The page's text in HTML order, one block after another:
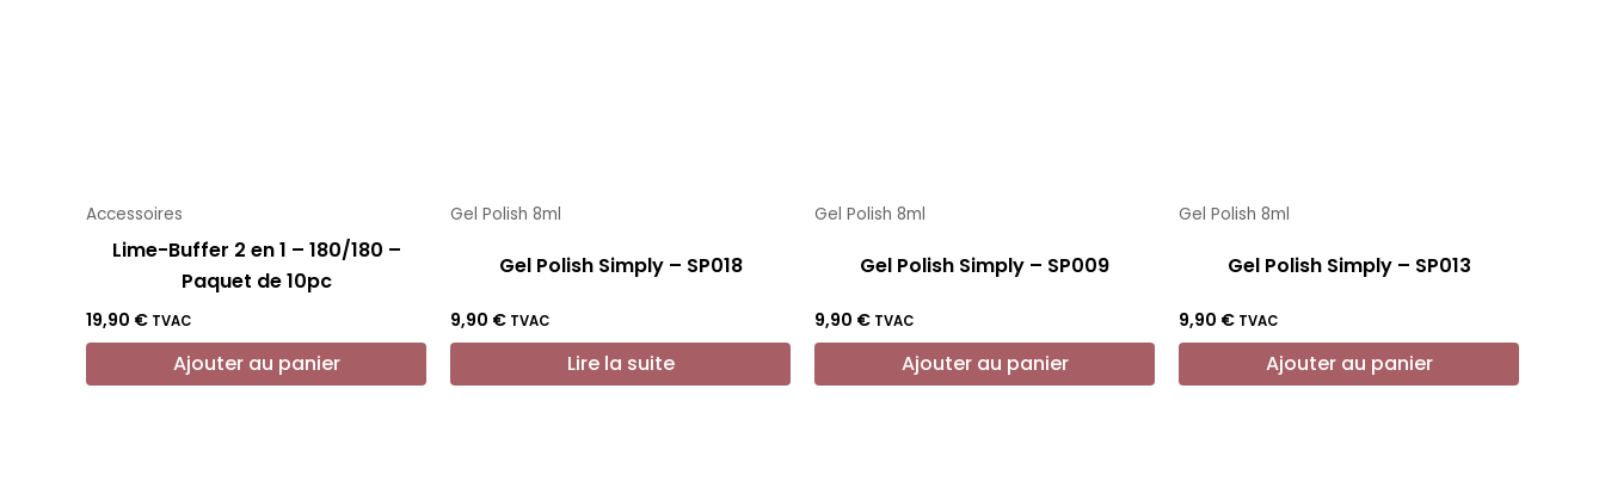
Accessoires
Lime-Buffer 2 en 1 – 180/180 –
Paquet de 10pc
19,90 € TVAC
Ajouter au panier
Gel Polish 8ml
Gel Polish Simply – SP018
9,90 € TVAC
Lire la suite
Gel Polish 8ml
Gel Polish Simply – SP009
9,90 € TVAC
Ajouter au panier
Gel Polish 8ml
Gel Polish Simply – SP013
9,90 € TVAC
Ajouter au panier